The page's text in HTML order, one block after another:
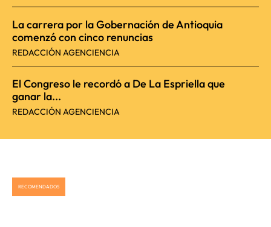
La carrera por la Gobernación de Antioquia
comenzó con cinco renuncias
REDACCIÓN AGENCIENCIA
El Congreso le recordó a De La Espriella que
ganar la...
REDACCIÓN AGENCIENCIA
RECOMENDADOS